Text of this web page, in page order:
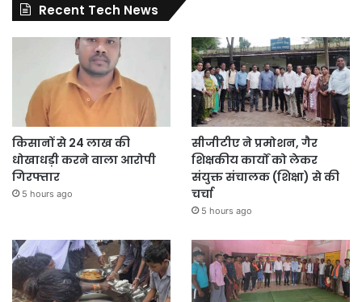
Recent Tech News
किसानों से 24 लाख की
धोखाधड़ी करने वाला आरोपी
गिरफ्तार
5 hours ago
सीजीटीए ने प्रमोशन, गैर
शिक्षकीय कार्यों को लेकर
संयुक्त संचालक (शिक्षा) से की
चर्चा
5 hours ago